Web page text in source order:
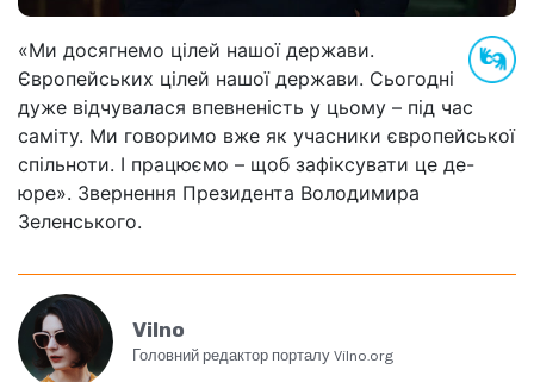
«Ми досягнемо цілей нашої держави.
Європейських цілей нашої держави. Сьогодні
дуже відчувалася впевненість у цьому – під час
саміту. Ми говоримо вже як учасники європейської
спільноти. І працюємо – щоб зафіксувати це де-
юре». Звернення Президента Володимира
Зеленського.
Vilno
Головний редактор порталу Vilno.org